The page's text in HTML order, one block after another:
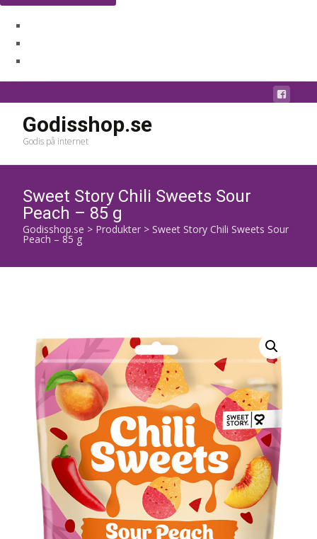
Godisshop.se
Godis på internet
Sweet Story Chili Sweets Sour
Peach – 85 g
Godisshop.se > Produkter > Sweet Story Chili Sweets Sour
Peach – 85 g